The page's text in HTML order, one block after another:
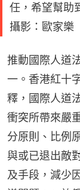
任，希望幫助
攝影：歐家樂
推動國際人道
一。香港紅十
釋，國際人道
衝突所帶來嚴
分原則、比例
與或已退出敵
及手段，減少